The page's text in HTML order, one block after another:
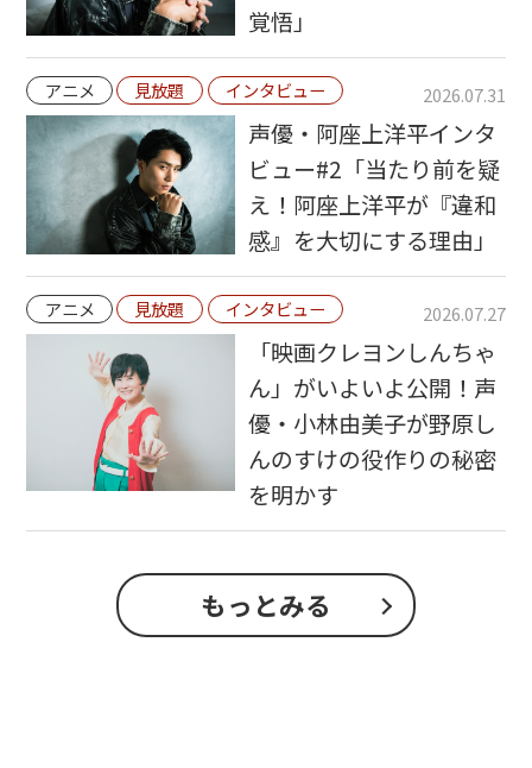
覚悟」
アニメ 見放題 インタビュー 2026.07.31
声優・阿座上洋平インタ
ビュー#2「当たり前を疑
え！阿座上洋平が『違和
感』を大切にする理由」
アニメ 見放題 インタビュー 2026.07.27
「映画クレヨンしんちゃ
ん」がいよいよ公開！声
優・小林由美子が野原し
んのすけの役作りの秘密
を明かす
もっとみる